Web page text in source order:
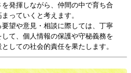
発揮しながら、仲間の中で育ち合
っていくと考えます。
望や意見・相談に際しては、丁寧
て、個人情報の保護や守秘義務を
しての社会的責任を果たします。